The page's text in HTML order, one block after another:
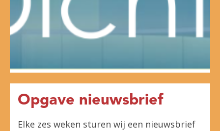
Opgave nieuwsbrief
Elke zes weken sturen wij een nieuwsbrief